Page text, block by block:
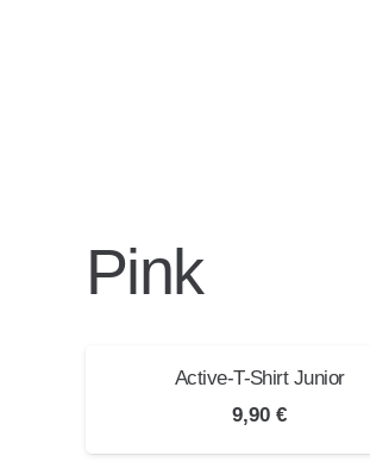
Pink
Active-T-Shirt Junior
9,90€